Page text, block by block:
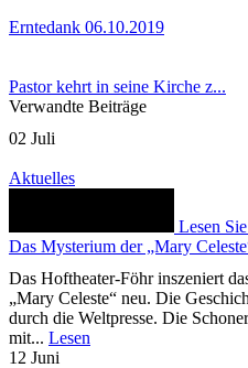
Erntedank 06.10.2019
Pastor kehrt in seine Kirche z...
Verwandte Beiträge
02 Juli
Aktuelles
Lesen
Das Mysterium der „Mary
Das Hoftheater-Föhr inszeniert
„Mary Celeste“ neu. Die
durch die Weltpresse. Die
mit... Lesen
12 Juni